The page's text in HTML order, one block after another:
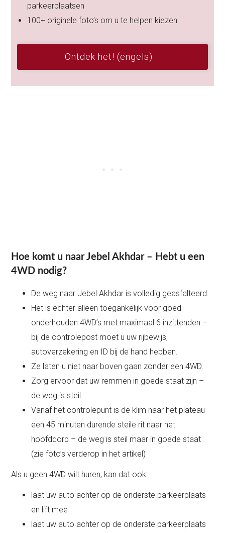
parkeerplaatsen
100+ originele foto’s om u te helpen kiezen
Ontdek het! (engels)
Hoe komt u naar Jebel Akhdar – Hebt u een
4WD nodig?
De weg naar Jebel Akhdar is volledig geasfalteerd.
Het is echter alleen toegankelijk voor goed
onderhouden 4WD’s met maximaal 6 inzittenden –
bij de controlepost moet u uw rijbewijs,
autoverzekering en ID bij de hand hebben.
Ze laten u niet naar boven gaan zonder een 4WD.
Zorg ervoor dat uw remmen in goede staat zijn –
de weg is steil
Vanaf het controlepunt is de klim naar het plateau
een 45 minuten durende steile rit naar het
hoofddorp – de weg is steil maar in goede staat
(zie foto’s verderop in het artikel)
Als u geen 4WD wilt huren, kan dat ook:
laat uw auto achter op de onderste parkeerplaats
en lift mee
laat uw auto achter op de onderste parkeerplaats